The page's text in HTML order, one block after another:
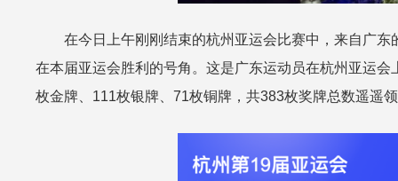
在今日上午刚刚结束的杭州亚运会比赛中，来自广
在本届亚运会胜利的号角。这是广东运动员在杭州亚运
枚金牌、111枚银牌、71枚铜牌，共383枚奖牌总数遥遥